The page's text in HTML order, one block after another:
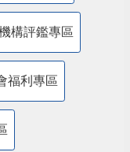
構評鑑專區
福利專區